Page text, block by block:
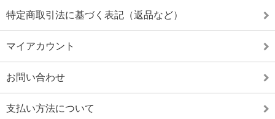
特定商取引法に基づく表記（返品など）
マイアカウント
お問い合わせ
支払い方法について